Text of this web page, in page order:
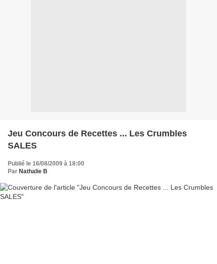
Jeu Concours de Recettes ... Les Crumbles
SALES
Publié le 16/08/2009 à 18:00
Par Nathalie B